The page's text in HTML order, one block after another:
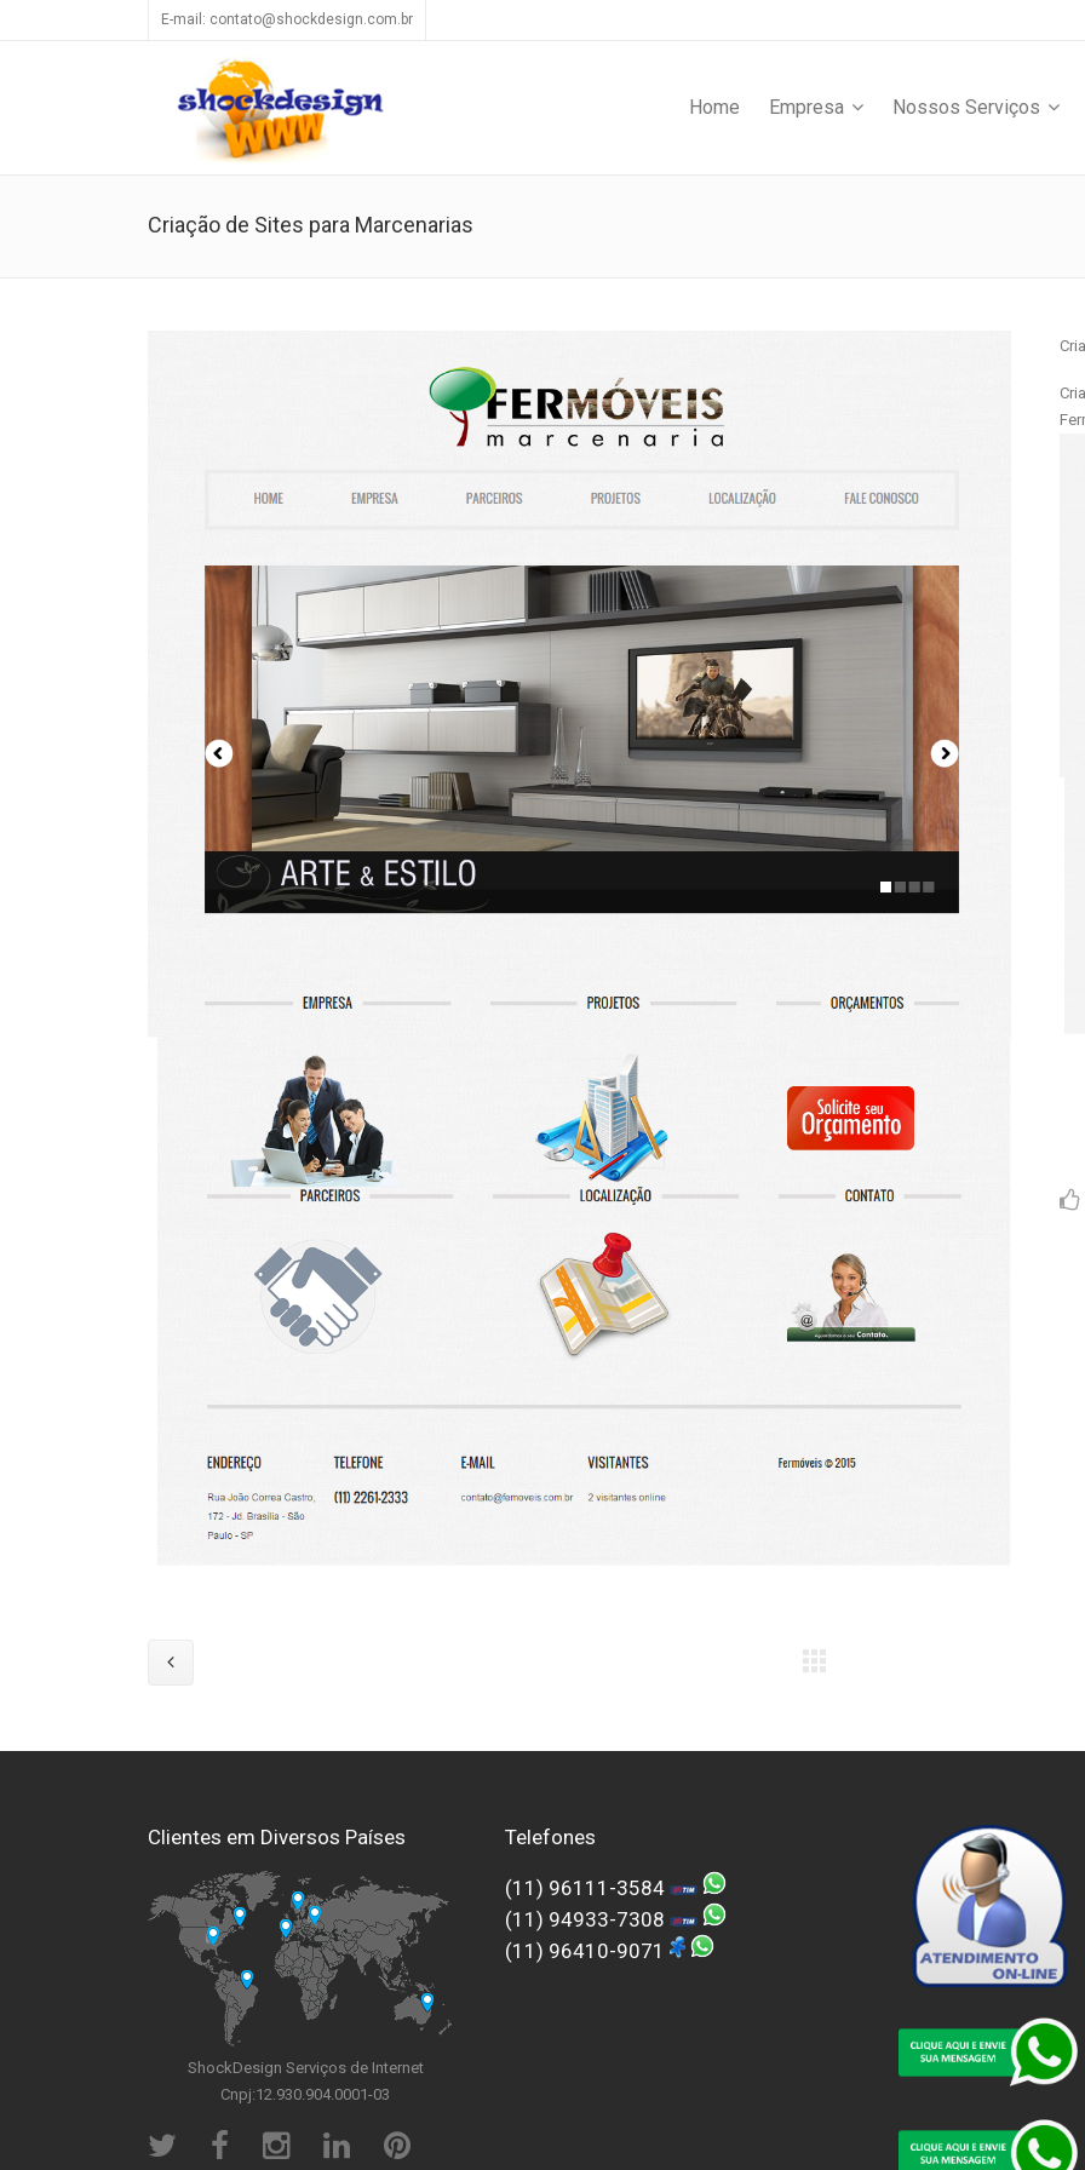
E-mail: contato@shockdesign.com.br
Home Empresa Nossos Serviços
Criação de Sites para Marcenarias
Clientes em Diversos Países
ShockDesign Serviços de Internet
Cnpj:12.930.904.0001-03
Telefones
(11) 96111-3584
(11) 94933-7308
(11) 96410-9071